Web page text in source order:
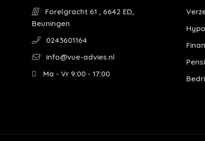
Forelgracht 61 , 6642 ED,
Beuningen
0243601164
info@vue-advies.nl
Ma - Vr 9:00 - 17:00